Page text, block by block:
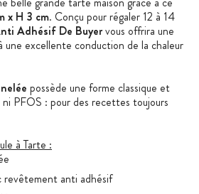
x H 3 cm. Conçu pour régaler 12 à 14
Adhésif De Buyervous offrira une
une excellente conduction de la chaleur
possède une forme classique et
PFOS : pour des recettes toujours
à Tarte :
anti adhésif